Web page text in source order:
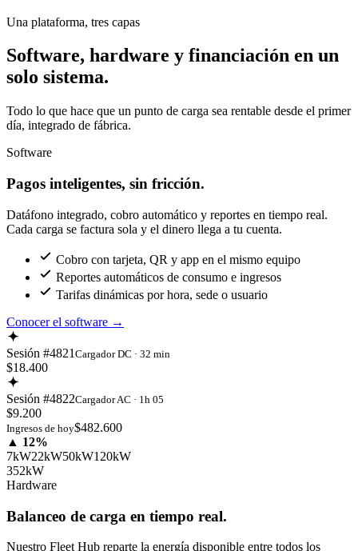
Una plataforma, tres capas
Software, hardware y financiación en un
solo sistema.
Todo lo que hace que un punto de carga sea rentable desde el primer
día, integrado de fábrica.
Software
Pagos inteligentes, sin fricción.
Datáfono integrado, cobro automático y reportes en tiempo real.
Cada carga se factura sola y el dinero llega a tu cuenta.
Cobro con tarjeta, QR y app en el mismo equipo
Reportes automáticos de consumo e ingresos
Tarifas dinámicas por hora, sede o usuario
Conocer el software →
Sesión #4821 Cargador DC · 32 min
$18.400
Sesión #4822Cargador AC · 1h 05
$9.200
Ingresos de hoy$482.600
▲ 12%
7kW22kW50kW120kW
352kW
Hardware
Balanceo de carga en tiempo real.
Nuestro Fleet Hub reparte la energía disponible entre todos los